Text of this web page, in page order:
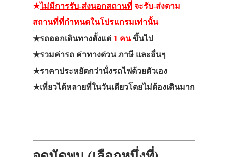
★ไม่มีการรับ-ส่งนอกสถานที่ จะรับ-ส่งตาม
สถานที่ที่กำหนดในโปรแกรมเท่านั้น
★รถออกเดินทางตั้งแต่ 1 คนขึ้นไป
★รวมค่ารถ ค่าทางด่วน ภาษี และอื่นๆ
★ราคาประหยัดกว่านั่งรถไฟด้วยตัวเอง
★เที่ยวได้หลายที่ในวันเดียวโดยไม่ต้องเดินมาก